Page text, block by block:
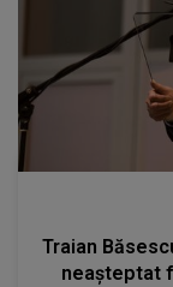
Traian
neașteptat